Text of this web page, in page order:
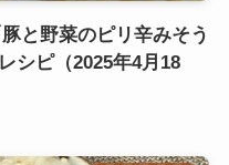
と野菜のピリ辛みそう
シピ（2025年4月18